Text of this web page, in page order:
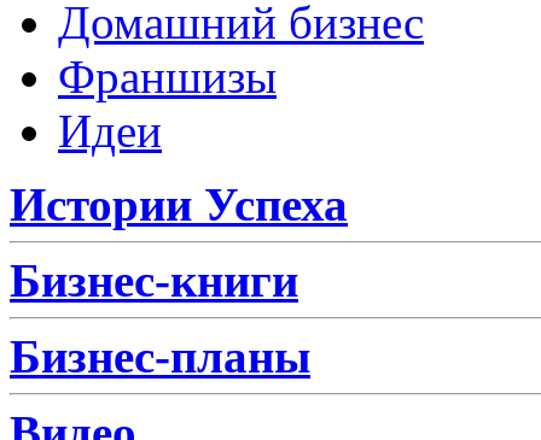
Домашний бизнес
Франшизы
Идеи
Истории Успеха
Бизнес-книги
Бизнес-планы